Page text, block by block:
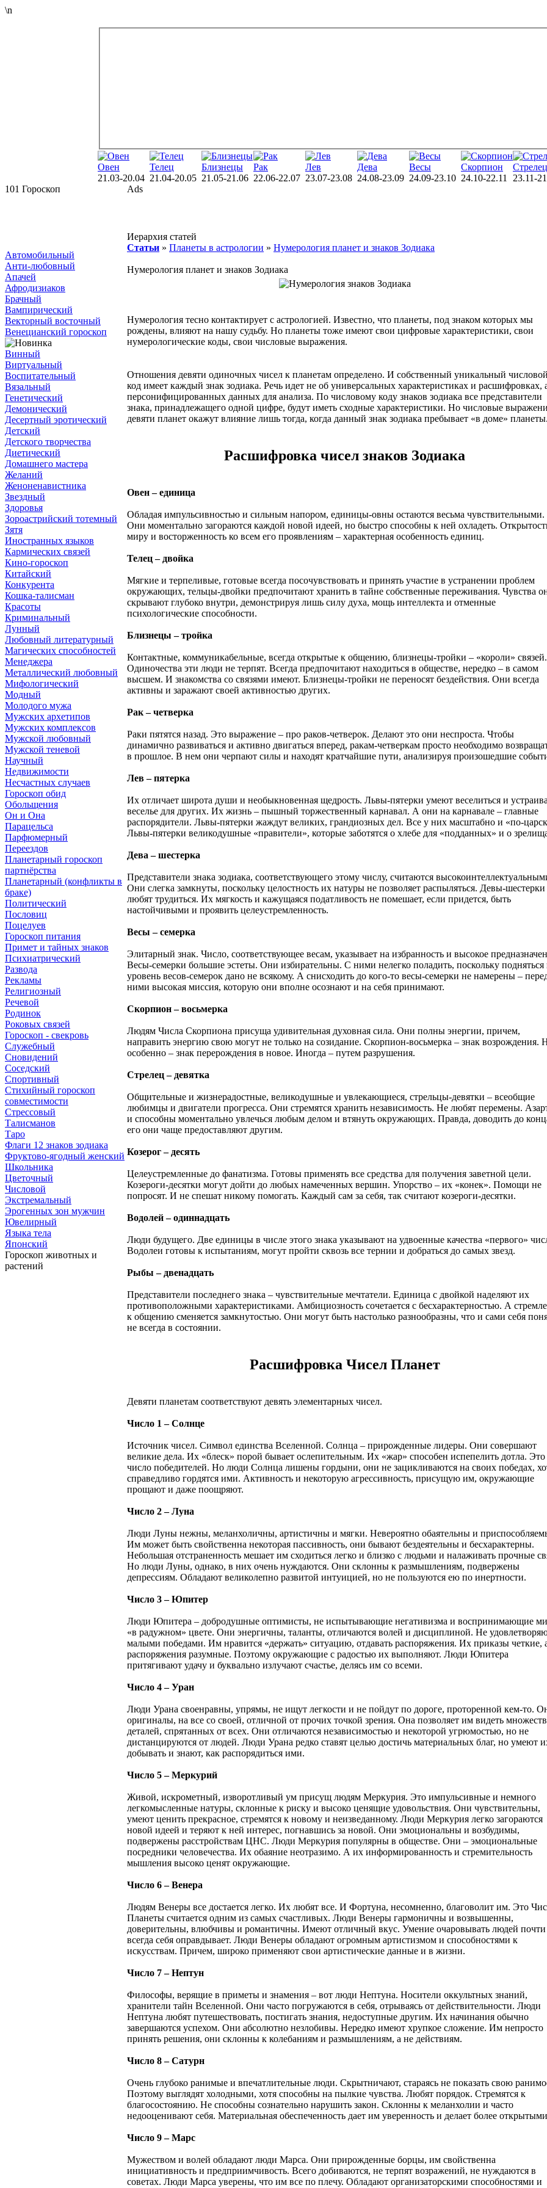
\n
Овен
21.03-20.04
Телец
21.04-20.05
Близнецы
21.05-21.06
Рак
22.06-22.07
Лев
23.07-23.08
Дева
24.08-23.09
Весы
24.09-23.10
Скорпион
24.10-22.11
Стрелец
23.11-
101 Гороскоп
Автомобильный
Анти-любовный
Апачей
Афродизиаков
Брачный
Вампирический
Векторный восточный
Венецианский гороскоп
Винный
Виртуальный
Воспитательный
Вязальный
Генетический
Демонический
Десертный эротический
Детский
Детского творчества
Диетический
Домашнего мастера
Желаний
Женоненавистника
Звездный
Здоровья
Зороастрийский тотемный
Зятя
Иностранных языков
Кармических связей
Кино-гороскоп
Китайский
Конкурента
Кошка-талисман
Красоты
Криминальный
Лунный
Любовный литературный
Магических способностей
Менеджера
Металлический любовный
Мифологический
Модный
Молодого мужа
Мужских архетипов
Мужских комплексов
Мужской любовный
Мужской теневой
Научный
Недвижимости
Несчастных случаев
Гороскоп обид
Обольщения
Он и Она
Парацельса
Парфюмерный
Переездов
Планетарный гороскоп
партнёрства
Планетарный (конфликты в
браке)
Политический
Пословиц
Поцелуев
Гороскоп питания
Примет и тайных знаков
Психиатрический
Развода
Рекламы
Религиозный
Речевой
Родинок
Роковых связей
Гороскоп - свекровь
Служебный
Сновидений
Соседский
Спортивный
Стихийный гороскоп
совместимости
Стрессовый
Талисманов
Таро
Флаги 12 знаков зодиака
Фруктово-ягодный женский
Школьника
Цветочный
Числовой
Экстремальный
Эрогенных зон мужчин
Ювелирный
Языка тела
Японский
Гороскоп животных и
растений
Ads
Иерархия статей
Статьи » Планеты в астрологии » Нумерология планет и знаков Зодиака
Нумерология планет и знаков Зодиака
Нумерология тесно контактирует с астрологией. Известно, что планеты, под знаком которых мы
рождены, влияют на нашу судьбу. Но планеты тоже имеют свои цифровые характеристики, свои
нумерологические коды, свои числовые выражения.
Отношения девяти одиночных чисел к планетам определено. И собственный уникальный числовой
код имеет каждый знак зодиака. Речь идет не об универсальных характеристиках и расшифровках,
персонифицированных данных для анализа. По числовому коду знаков зодиака все представители
знака, принадлежащего одной цифре, будут иметь сходные характеристики. Но числовые
девяти планет окажут влияние лишь тогда, когда данный знак зодиака пребывает «в доме» планеты.
Расшифровка чисел знаков Зодиака
Овен – единица
Обладая импульсивностью и сильным напором, единицы-овны остаются весьма чувствительными.
Они моментально загораются каждой новой идеей, но быстро способны к ней охладеть.
миру и восторженность ко всем его проявлениям – характерная особенность единиц.
Телец – двойка
Мягкие и терпеливые, готовые всегда посочувствовать и принять участие в устранении проблем
окружающих, тельцы-двойки предпочитают хранить в тайне собственные переживания. Чувства
скрывают глубоко внутри, демонстрируя лишь силу духа, мощь интеллекта и отменные
психологические способности.
Близнецы – тройка
Контактные, коммуникабельные, всегда открытые к общению, близнецы-тройки – «короли» связей.
Одиночества эти люди не терпят. Всегда предпочитают находиться в обществе, нередко – в самом
высшем. И знакомства со связями имеют. Близнецы-тройки не переносят бездействия. Они всегда
активны и заражают своей активностью других.
Рак – четверка
Раки пятятся назад. Это выражение – про раков-четверок. Делают это они неспроста. Чтобы
динамично развиваться и активно двигаться вперед, ракам-четверкам просто необходимо
в прошлое. В нем они черпают силы и находят кратчайшие пути, анализируя произошедшие
Лев – пятерка
Их отличает широта души и необыкновенная щедрость. Львы-пятерки умеют веселиться и
веселье для других. Их жизнь – пышный торжественный карнавал. А они на карнавале – главные
распорядители. Львы-пятерки жаждут великих, грандиозных дел. Все у них масштабно и «по-
Львы-пятерки великодушные «правители», которые заботятся о хлебе для «подданных» и о
Дева – шестерка
Представители знака зодиака, соответствующего этому числу, считаются
Они слегка замкнуты, поскольку целостность их натуры не позволяет распыляться. Девы-шестерки
любят трудиться. Их мягкость и кажущаяся податливость не помешает, если придется, быть
настойчивыми и проявить целеустремленность.
Весы – семерка
Элитарный знак. Число, соответствующее весам, указывает на избранность и высокое
Весы-семерки большие эстеты. Они избирательны. С ними нелегко поладить, поскольку подняться
уровень весов-семерок дано не всякому. А снисходить до кого-то весы-семерки не намерены –
ними высокая миссия, которую они вполне осознают и на себя принимают.
Скорпион – восьмерка
Людям Числа Скорпиона присуща удивительная духовная сила. Они полны энергии, причем,
направить энергию свою могут не только на созидание. Скорпион-восьмерка – знак возрождения.
особенно – знак перерождения в новое. Иногда – путем разрушения.
Стрелец – девятка
Общительные и жизнерадостные, великодушные и увлекающиеся, стрельцы-девятки – всеобщие
любимцы и двигатели прогресса. Они стремятся хранить независимость. Не любят перемены.
и способны моментально увлечься любым делом и втянуть окружающих. Правда, доводить до
его они чаще предоставляют другим.
Козерог – десять
Целеустремленные до фанатизма. Готовы применять все средства для получения заветной цели.
Козероги-десятки могут дойти до любых намеченных вершин. Упорство – их «конек». Помощи не
попросят. И не спешат никому помогать. Каждый сам за себя, так считают козероги-десятки.
Водолей – одиннадцать
Люди будущего. Две единицы в числе этого знака указывают на удвоенные качества «первого»
Водолеи готовы к испытаниям, могут пройти сквозь все тернии и добраться до самых звезд.
Рыбы – двенадцать
Представители последнего знака – чувствительные мечтатели. Единица с двойкой наделяют их
противоположными характеристиками. Амбициозность сочетается с бесхарактерностью. А
к общению сменяется замкнутостью. Они могут быть настолько разнообразны, что и сами себя
не всегда в состоянии.
Расшифровка Чисел Планет
Девяти планетам соответствуют девять элементарных чисел.
Число 1 – Солнце
Источник чисел. Символ единства Вселенной. Солнца – прирожденные лидеры. Они совершают
великие дела. Их «блеск» порой бывает ослепительным. Их «жар» способен испепелить дотла. Это
число победителей. Но люди Солнца лишены гордыни, они не зацикливаются на своих победах,
справедливо гордятся ими. Активность и некоторую агрессивность, присущую им, окружающие
прощают и даже поощряют.
Число 2 – Луна
Люди Луны нежны, меланхоличны, артистичны и мягки. Невероятно обаятельны и
Им может быть свойственна некоторая пассивность, они бывают бездеятельны и бесхарактерны.
Небольшая отстраненность мешает им сходиться легко и близко с людьми и налаживать прочные
Но люди Луны, однако, в них очень нуждаются. Они склонны к размышлениям, подвержены
депрессиям. Обладают великолепно развитой интуицией, но не пользуются ею по инертности.
Число 3 – Юпитер
Люди Юпитера – добродушные оптимисты, не испытывающие негативизма и воспринимающие
«в радужном» цвете. Они энергичны, таланты, отличаются волей и дисциплиной. Не
малыми победами. Им нравится «держать» ситуацию, отдавать распоряжения. Их приказы четкие,
распоряжения разумные. Поэтому окружающие с радостью их выполняют. Люди Юпитера
притягивают удачу и буквально излучают счастье, делясь им со всеми.
Число 4 – Уран
Люди Урана своенравны, упрямы, не ищут легкости и не пойдут по дороге, проторенной кем-то.
оригиналы, на все со своей, отличной от прочих точкой зрения. Она позволяет им видеть
деталей, спрятанных от всех. Они отличаются независимостью и некоторой угрюмостью, но не
дистанцируются от людей. Люди Урана редко ставят целью достичь материальных благ, но умеют
добывать и знают, как распорядиться ими.
Число 5 – Меркурий
Живой, искрометный, изворотливый ум присущ людям Меркурия. Это импульсивные и немного
легкомысленные натуры, склонные к риску и высоко ценящие удовольствия. Они чувствительны,
умеют ценить прекрасное, стремятся к новому и неизведанному. Люди Меркурия легко загораются
новой идеей и теряют к ней интерес, погнавшись за новой. Они эмоциональны и возбудимы,
подвержены расстройствам ЦНС. Люди Меркурия популярны в обществе. Они – эмоциональные
посредники человечества. Их обаяние неотразимо. А их информированность и стремительность
мышления высоко ценят окружающие.
Число 6 – Венера
Людям Венеры все достается легко. Их любят все. И Фортуна, несомненно, благоволит им. Это
Планеты считается одним из самых счастливых. Люди Венеры гармоничны и возвышенны,
доверительны, влюбчивы и романтичны. Имеют отличный вкус. Умение очаровывать людей почти
всегда себя оправдывает. Люди Венеры обладают огромным артистизмом и способностями к
искусствам. Причем, широко применяют свои артистические данные и в жизни.
Число 7 – Нептун
Философы, верящие в приметы и знамения – вот люди Нептуна. Носители оккультных знаний,
хранители тайн Вселенной. Они часто погружаются в себя, отрываясь от действительности. Люди
Нептуна любят путешествовать, постигать знания, недоступные другим. Их начинания обычно
завершаются успехом. Они абсолютно незлобивы. Нередко имеют хрупкое сложение. Им непросто
принять решения, они склонны к колебаниям и размышлениям, а не действиям.
Число 8 – Сатурн
Очень глубоко ранимые и впечатлительные люди. Скрытничают, стараясь не показать свою
Поэтому выглядят холодными, хотя способны на пылкие чувства. Любят порядок. Стремятся к
благосостоянию. Не способны сознательно нарушить закон. Склонны к меланхолии и часто
недооценивают себя. Материальная обеспеченность дает им уверенность и делает более
Число 9 – Марс
Мужеством и волей обладают люди Марса. Они прирожденные борцы, им свойственна
инициативность и предприимчивость. Всего добиваются, не терпят возражений, не нуждаются в
советах. Люди Марса уверены, что им все по плечу. Обладают организаторскими способностями и